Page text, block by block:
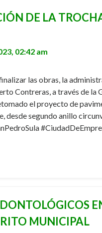
DE LA
02:42 am
las obras, la
Contreras, a través de la
el proyecto de
desde segundo anillo
MUNICIPAL